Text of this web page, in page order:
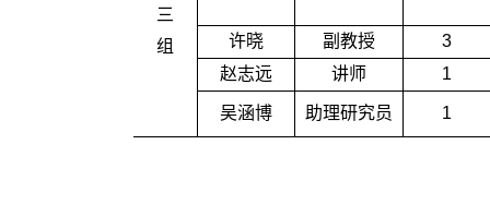
三
组
许晓 副教授
3
赵志远
讲师 1
吴涵博 助理研究员 1